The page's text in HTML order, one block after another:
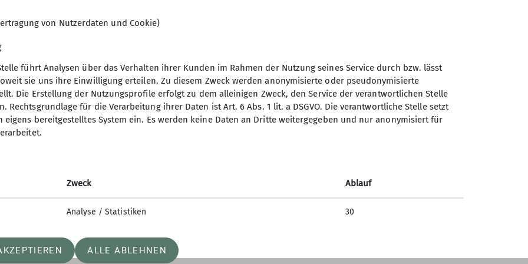
von Nutzerdaten und Cookie)
führt Analysen über das Verhalten ihrer Kunden im Rahmen der Nutzung seines Service durch bzw. lässt
sie uns ihre Einwilligung erteilen. Zu diesem Zweck werden anonymisierte oder pseudonymisierte
Die Erstellung der Nutzungsprofile erfolgt zu dem alleinigen Zweck, den Service der verantwortlichen Stelle
Rechtsgrundlage für die Verarbeitung ihrer Daten ist Art. 6 Abs. 1 lit. a DSGVO. Die verantwortliche Stelle setzt
eigens bereitgestelltes System ein. Es werden keine Daten an Dritte weitergegeben und nur anonymisiert für
Zweck Ablauf
Analyse / Statistiken 30
ALLE ABLEHNEN